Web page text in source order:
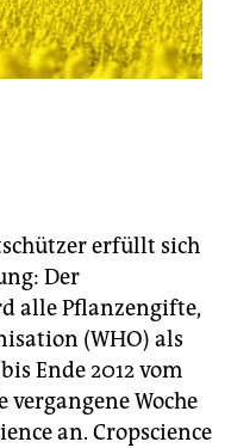
erfüllt sich
Der
alle Pflanzengifte,
(WHO) als
Ende 2012 vom
Woche
an. Cropscience